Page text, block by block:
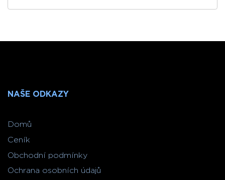
NAŠE ODKAZY
Domů
Ceník
Obchodní podmínky
Ochrana osobních údajů